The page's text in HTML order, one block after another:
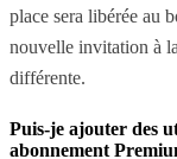
place sera libérée au
nouvelle invitation à
différente.
Puis-je ajouter des
abonnement